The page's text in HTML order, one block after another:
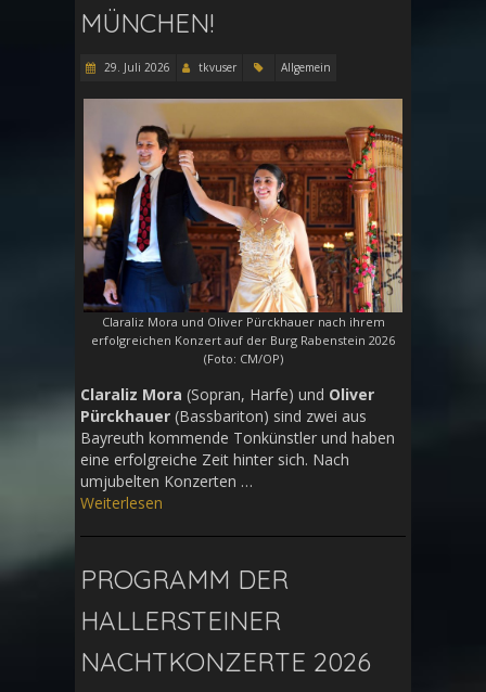
MÜNCHEN!
29. Juli 2026 tkvuser Allgemein
Claraliz Mora und Oliver Pürckhauer nach ihrem
erfolgreichen Konzert auf der Burg Rabenstein 2026
(Foto: CM/OP)
Claraliz Mora (Sopran, Harfe) und Oliver
Pürckhauer (Bassbariton) sind zwei aus
Bayreuth kommende Tonkünstler und haben
eine erfolgreiche Zeit hinter sich. Nach
umjubelten Konzerten …
Weiterlesen
PROGRAMM DER
HALLERSTEINER
NACHTKONZERTE 2026